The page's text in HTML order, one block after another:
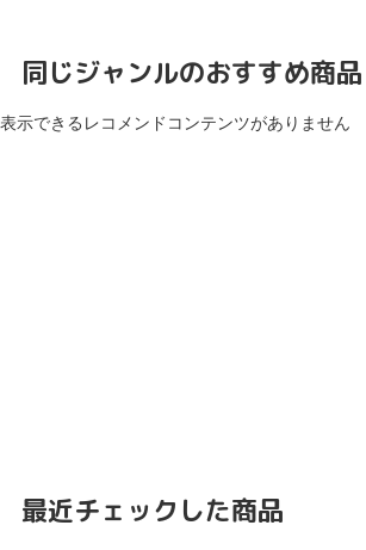
同じジャンルのおすすめ商品
表示できるレコメンドコンテンツがありません
最近チェックした商品